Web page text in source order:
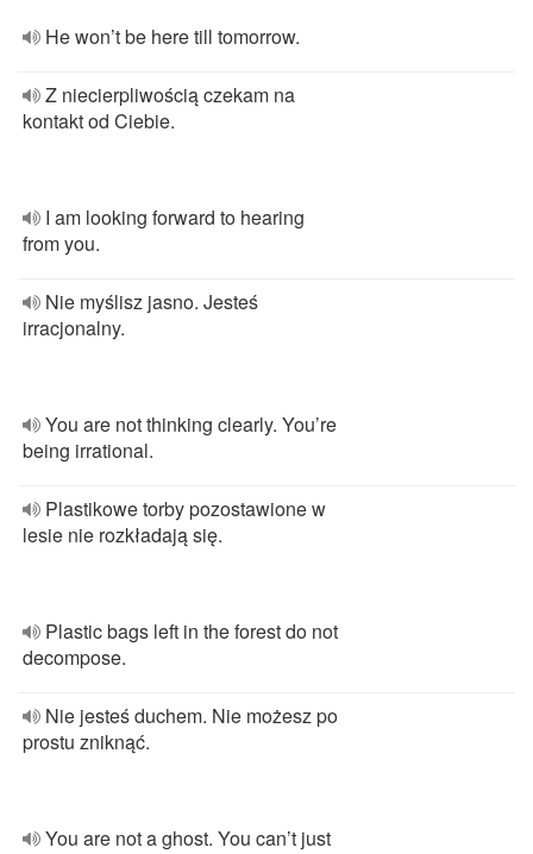
He won’t be here till tomorrow.
Z niecierpliwością czekam na
kontakt od Ciebie.
I am looking forward to hearing
from you.
Nie myślisz jasno. Jesteś
irracjonalny.
You are not thinking clearly. You’re
being irrational.
Plastikowe torby pozostawione w
lesie nie rozkładają się.
Plastic bags left in the forest do not
decompose.
Nie jesteś duchem. Nie możesz po
prostu zniknąć.
You are not a ghost. You can’t just